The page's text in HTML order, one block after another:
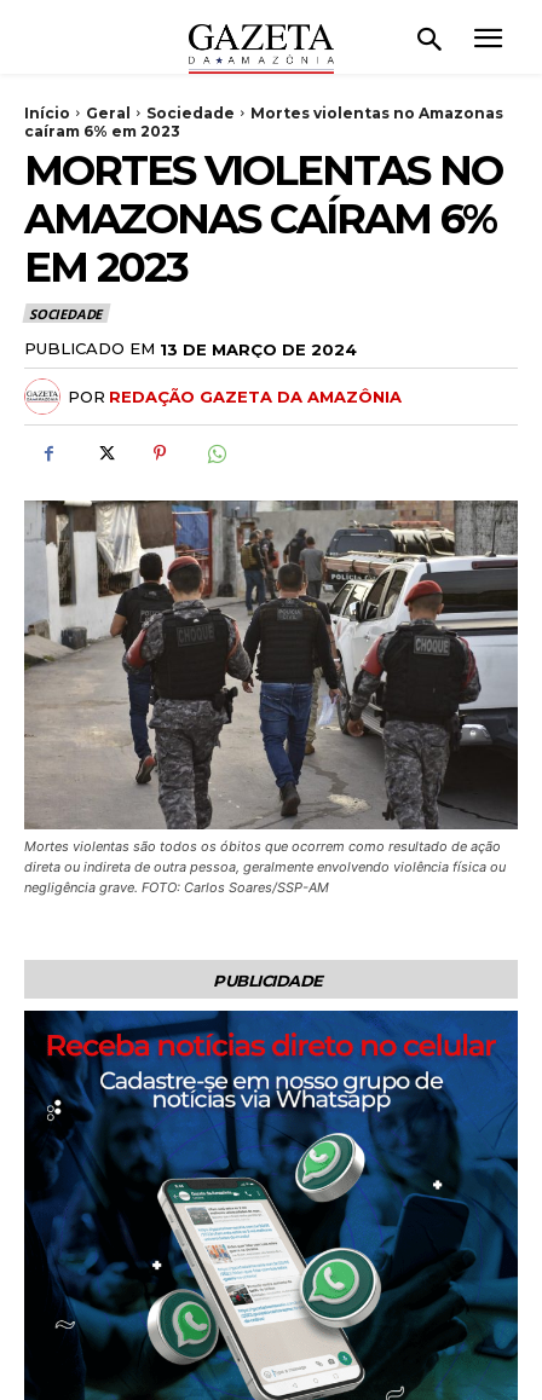
Início Geral Sociedade
Mortes violentas no Amazonas
caíram 6% em 2023
MORTES VIOLENTAS NO
AMAZONAS CAÍRAM 6%
EM 2023
SOCIEDADE
PUBLICADO EM 13 DE MARÇO DE 2024
POR REDAÇÃO GAZETA DA AMAZÔNIA
Mortes violentas são todos os óbitos que ocorrem como resultado de ação
direta ou indireta de outra pessoa, geralmente envolvendo violência física ou
negligência grave. FOTO: Carlos Soares/SSP-AM
PUBLICIDADE